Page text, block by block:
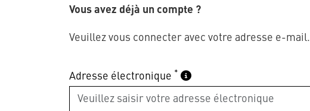
Vous avez déjà un compte ?
Veuillez vous connecter avec votre adresse e-mail.
Adresse électronique *